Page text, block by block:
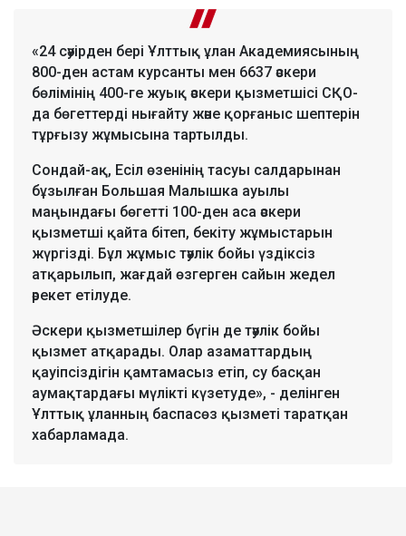
«24 сәуірден бері Ұлттық ұлан Академиясының
800-ден астам курсанты мен 6637 әскери
бөлімінің 400-ге жуық әскери қызметшісі СҚО-
да бөгеттерді нығайту және қорғаныс шептерін
тұрғызу жұмысына тартылды.
Сондай-ақ, Есіл өзенінің тасуы салдарынан
бұзылған Большая Малышка ауылы
маңындағы бөгетті 100-ден аса әскери
қызметші қайта бітеп, бекіту жұмыстарын
жүргізді. Бұл жұмыс тәулік бойы үздіксіз
атқарылып, жағдай өзгерген сайын жедел
әрекет етілуде.
Әскери қызметшілер бүгін де тәулік бойы
қызмет атқарады. Олар азаматтардың
қауіпсіздігін қамтамасыз етіп, су басқан
аумақтардағы мүлікті күзетуде», - делінген
Ұлттық ұланның баспасөз қызметі таратқан
хабарламада.